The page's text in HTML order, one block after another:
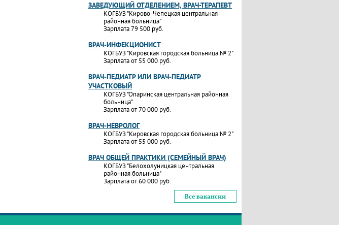
ЗАВЕДУЮЩИЙ ОТДЕЛЕНИЕМ, ВРАЧ-ТЕРАПЕВТ
КОГБУЗ "Кирово-Чепецкая центральная
районная больница"
Зарплата 79 500 руб.
ВРАЧ-ИНФЕКЦИОНИСТ
КОГБУЗ "Кировская городская больница № 2"
Зарплата от 55 000 руб.
ВРАЧ-ПЕДИАТР ИЛИ ВРАЧ-ПЕДИАТР
УЧАСТКОВЫЙ
КОГБУЗ "Опаринская центральная районная
больница"
Зарплата от 70 000 руб.
ВРАЧ-НЕВРОЛОГ
КОГБУЗ "Кировская городская больница № 2"
Зарплата от 55 000 руб.
ВРАЧ ОБЩЕЙ ПРАКТИКИ (СЕМЕЙНЫЙ ВРАЧ)
КОГБУЗ "Белохолуницкая центральная
районная больница"
Зарплата от 60 000 руб.
Все вакансии